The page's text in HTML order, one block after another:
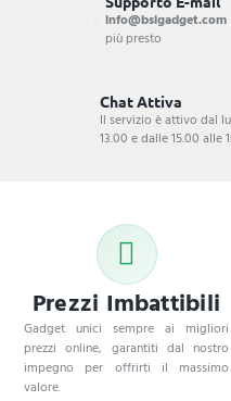
info@bsigadget.com
più presto
Chat Attiva
Il servizio è attivo dal
13.00 e dalle 15.00 alle
Prezzi Imbattibili
Gadget unici sempre ai migliori
prezzi online, garantiti dal nostro
impegno per offrirti il massimo
valore.